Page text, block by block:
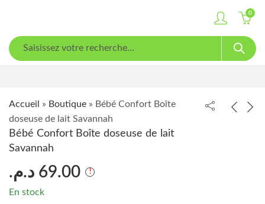
0
Accueil » Boutique » Bébé Confort Boîte
doseuse de lait Savannah
Bébé Confort Boîte doseuse de lait
Savannah
69.00 د.م.
En stock